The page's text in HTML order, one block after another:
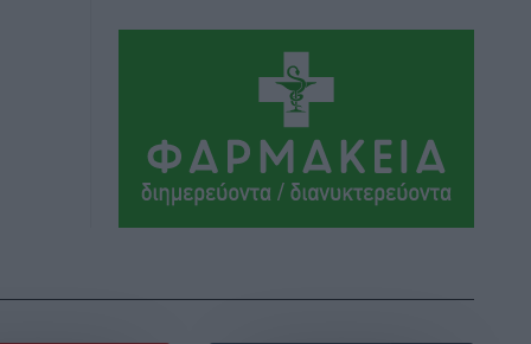
σπουδαίο έργο πολιτισμού για τη Ρόδο,
που σχεδιάσαμε και εξασφαλίσαμε τη
χρηματοδότησή του, γίνεται
Τοπικές Ειδήσεις• πριν 3 ώρες
Στο Α΄ Νεκροταφείο το μνημόσυνο για
τον έναν χρόνο από τον θάνατο της